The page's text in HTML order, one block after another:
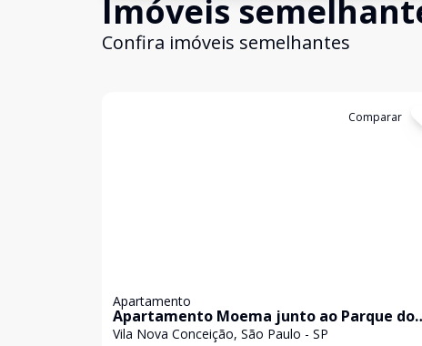
Imóveis
Confira imóveis semelhantes
Comparar
Apartamento
Apartamento Moema junto ao Parque do
Ibirapuera
Vila Nova Conceição, São Paulo - SP